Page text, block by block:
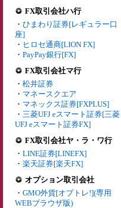
FX取引会社ハ行
・ ひまわり証券[レギュラー口
座]
・ ヒロセ通商[LION FX]
・ PayPay銀行[FX]
FX取引会社マ行
・ 松井証券
・ マネースクエア
・ マネックス証券[FXPLUS]
・ 三菱UFJ eスマート証券[三菱
UFJ eスマート証券FX]
FX取引会社ヤ・ラ・ワ行
・ LINE証券[LINEFX]
・ 楽天証券[楽天FX]
オプション取引会社
・ GMO外貨[オプトレ!](専用
WEBブラウザ版)